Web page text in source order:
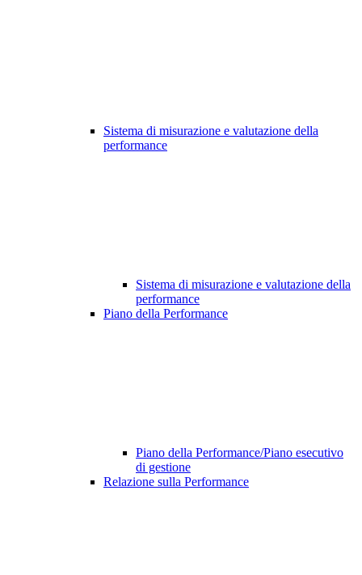
Sistema di misurazione e valutazione della
performance
Sistema di misurazione e valutazione della
performance
Piano della Performance
Piano della Performance/Piano esecutivo
di gestione
Relazione sulla Performance